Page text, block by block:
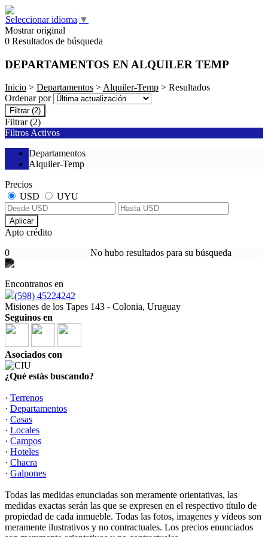
Seleccionar idioma ▼
Mostrar original
0 Resultados de búsqueda
DEPARTAMENTOS EN ALQUILER TEMP
Inicio > Departamentos >Alquiler-Temp > Resultados
Ordenar por
Filtrar (2)
Filtrar (2)
Filtros Activos
Departamentos
Alquiler-Temp
Precios
USD
UYU
Aplicar
Apto crédito
No hubo resultados para su búsqueda
0
Encontranos en
(598) 45224242
Misiones de los Tapes 143 - Colonia, Uruguay
Seguinos en
Asociados con
¿Qué estás buscando?
· Terrenos
· Departamentos
· Casas
· Locales
· Campos
· Hoteles
· Chacra
· Galpones
Todas las medidas enunciadas son meramente orientativas, las
medidas exactas serán las que se expresen en el respectivo título de
propiedad de cada inmueble. Todas las fotos, imagenes y videos son
meramente ilustrativos y no contractuales. Los precios enunciados